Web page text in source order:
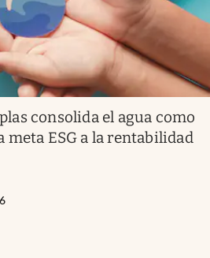
consolida el agua como
meta ESG a la rentabilidad